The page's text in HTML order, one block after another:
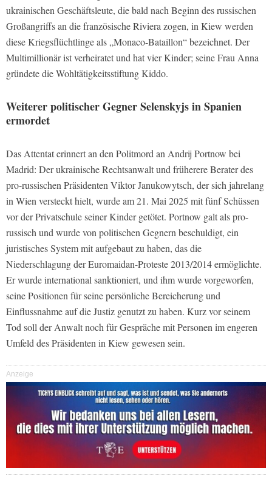
ukrainischen Geschäftsleute, die bald nach Beginn des russischen
Großangriffs an die französische Riviera zogen, in Kiew werden
diese Kriegsflüchtlinge als „Monaco-Bataillon“ bezeichnet. Der
Multimillionär ist verheiratet und hat vier Kinder; seine Frau Anna
gründete die Wohltätigkeitsstiftung Kiddo.
Weiterer politischer Gegner Selenskyjs in Spanien
ermordet
Das Attentat erinnert an den Politmord an Andrij Portnow bei
Madrid: Der ukrainische Rechtsanwalt und früherere Berater des
pro-russischen Präsidenten Viktor Janukowytsch, der sich jahrelang
in Wien versteckt hielt, wurde am 21. Mai 2025 mit fünf Schüssen
vor der Privatschule seiner Kinder getötet. Portnow galt als pro-
russisch und wurde von politischen Gegnern beschuldigt, ein
juristisches System mit aufgebaut zu haben, das die
Niederschlagung der Euromaidan-Proteste 2013/2014 ermöglichte.
Er wurde international sanktioniert, und ihm wurde vorgeworfen,
seine Positionen für seine persönliche Bereicherung und
Einflussnahme auf die Justiz genutzt zu haben. Kurz vor seinem
Tod soll der Anwalt noch für Gespräche mit Personen im engeren
Umfeld des Präsidenten in Kiew gewesen sein.
Anzeige